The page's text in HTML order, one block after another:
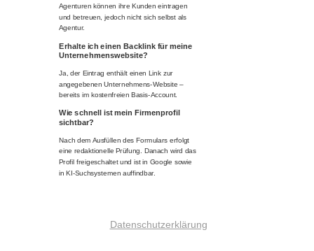
Datenschutzerklärung
Agenturen können ihre Kunden eintragen
und betreuen, jedoch nicht sich selbst als
Agentur.
Erhalte ich einen Backlink für meine
Unternehmenswebsite?
Ja, der Eintrag enthält einen Link zur
angegebenen Unternehmens-Website –
bereits im kostenfreien Basis-Account.
Wie schnell ist mein Firmenprofil
sichtbar?
Nach dem Ausfüllen des Formulars erfolgt
eine redaktionelle Prüfung. Danach wird das
Profil freigeschaltet und ist in Google sowie
in KI-Suchsystemen auffindbar.